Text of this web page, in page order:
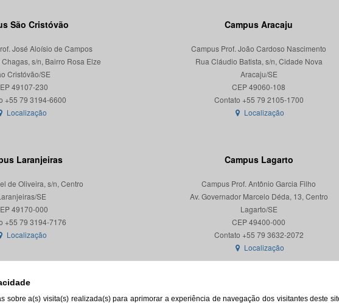
sobre a(s) visita(s) realizada(s) para aprimorar a experiência de navegação dos visitantes deste
São Cristóvão
José Aloísio de Campos
s/n, Bairro Rosa Elze
Cristóvão/SE
49107-230
Localização
Campus Aracaju
Campus Prof. João Cardoso Nascimento
Rua Cláudio Batista, s/n, Cidade Nova
Aracaju/SE
CEP 49060-108
Localização
Laranjeiras
de Oliveira, s/n, Centro
SE
49170-000
Localização
Campus Lagarto
Campus Prof. Antônio Garcia Filho
Av. Governador Marcelo Déda, 13, Centro
Lagarto/SE
CEP 49400-000
Localização